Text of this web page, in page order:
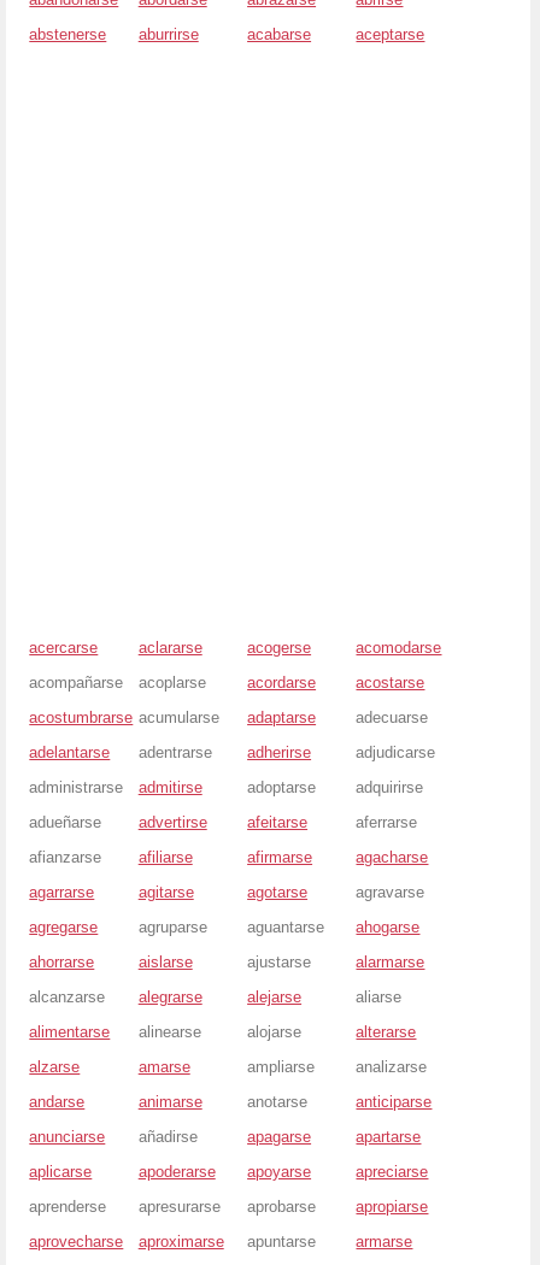
abstenerse
aburrirse acabarse aceptarse
acercarse aclararse acogerse
acomodarse
acompañarse
acoplarse acordarse
acostarse
acostumbrarse acumularse adaptarse
adecuarse
adelantarse
adentrarse adherirse
adjudicarse
administrarse
admitirse adoptarse
adquirirse
adueñarse
advertirse afeitarse
aferrarse
afianzarse
afiliarse afirmarse
agacharse
agarrarse
agitarse agotarse
agravarse
agregarse
agruparse aguantarse
ahogarse
ahorrarse
aislarse ajustarse
alarmarse
alcanzarse
alegrarse alejarse
aliarse
alimentarse
alinearse alojarse
alterarse
alzarse
amarse ampliarse
analizarse
andarse
animarse anotarse
anticiparse
anunciarse
añadirse apagarse
apartarse
aplicarse
apoderarse apoyarse
apreciarse
aprenderse
apresurarse aprobarse
apropiarse
aprovecharse
aproximarse apuntarse
armarse